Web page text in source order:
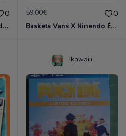
0
Bravely Default Deluxe édition Collector neuf emballé Nintendo 3DS
59.00€ 0
Baskets Vans X Ninendo Édition limitées 2015 Neuves
Ikawaiii